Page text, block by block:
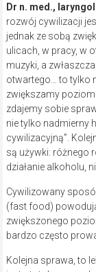
Dr n. med.,
rozwój cywilizacji
jednak ze sobą
ulicach, w pracy, w
muzyki, a
otwartego… to tylko
zwiększamy
zdajemy sobie
nie tylko nadmierny
cywilizacyjną”.
są używki: różnego
działanie alkoholu,
Cywilizowany
(fast food)
zwiększonego
bardzo często
Kolejna sprawa, to